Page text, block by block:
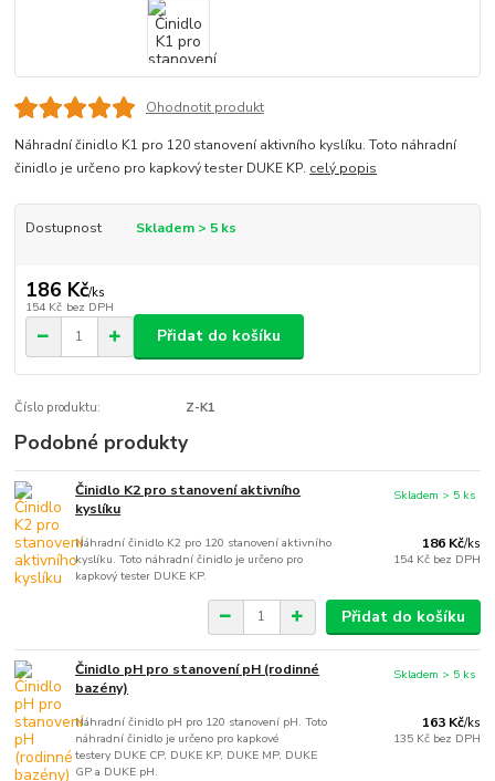
Ohodnotit produkt
Náhradní činidlo K1 pro 120 stanovení aktivního kyslíku. Toto náhradní
činidlo je určeno pro kapkový tester DUKE KP. celý popis
Dostupnost Skladem > 5 ks
186 Kč/ks
154 Kč bez DPH
Přidat do košíku
Číslo produktu: Z-K1
Podobné produkty
Činidlo K2 pro stanovení aktivního
kyslíku
Náhradní činidlo K2 pro 120 stanovení aktivního
kyslíku. Toto náhradní činidlo je určeno pro
kapkový tester DUKE KP.
186 Kč/ks
154 Kč bez DPH
Skladem > 5 ks
Přidat do košíku
Činidlo pH pro stanovení pH (rodinné
bazény)
Náhradní činidlo pH pro 120 stanovení pH. Toto
náhradní činidlo je určeno pro kapkové
testery DUKE CP, DUKE KP, DUKE MP, DUKE
GP a DUKE pH.
163 Kč/ks
135 Kč bez DPH
Skladem > 5 ks